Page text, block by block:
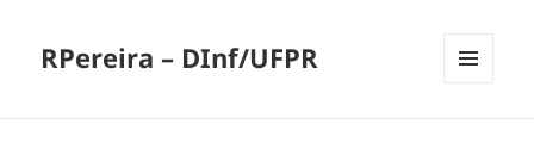
RPereira – DInf/UFPR